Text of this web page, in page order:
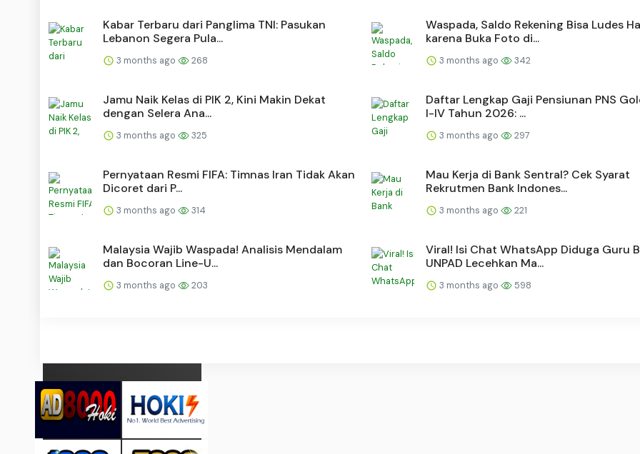
Kabar Terbaru dari Panglima TNI: Pasukan
Lebanon Segera Pula...
3 months ago 268
Waspada, Saldo Rekening Bisa Ludes
karena Buka Foto di...
3 months ago 342
Jamu Naik Kelas di PIK 2, Kini Makin Dekat
dengan Selera Ana...
3 months ago 325
Daftar Lengkap Gaji Pensiunan PNS
I-IV Tahun 2026: ...
3 months ago 297
Pernyataan Resmi FIFA: Timnas Iran Tidak Akan
Dicoret dari P...
3 months ago 314
Mau Kerja di Bank Sentral? Cek Syarat
Rekrutmen Bank Indones...
3 months ago 221
Malaysia Wajib Waspada! Analisis Mendalam
dan Bocoran Line-U...
3 months ago 203
Viral! Isi Chat WhatsApp Diduga Guru
UNPAD Lecehkan Ma...
3 months ago 598